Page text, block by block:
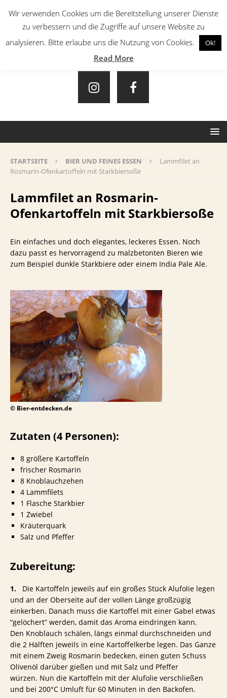
STARTSEITE BIER UND FEINES ESSEN
Lammfilet an
Rosmarin-Ofenkartoffeln mit Starkbiersoße
Lammfilet an Rosmarin-
Ofenkartoffeln mit Starkbiersoße
Ein einfaches und doch elegantes, leckeres Essen. Noch
dazu passt es hervorragend zu malzbetonten Bieren wie
zum Beispiel dunkle Starkbiere oder einem India Pale Ale.
© Bier-entdecken.de
Zutaten (4 Personen):
8 größere Kartoffeln
frischer Rosmarin
8 Knoblauchzehen
4 Lammfilets
1 Flasche Starkbier
1 Zwiebel
Kräuterquark
Salz und Pfeffer
Zubereitung:
1.
Die Kartoffeln jeweils auf ein großes Stück Alufolie legen
und an der Oberseite auf der vollen Länge großzügig
einkerben. Danach muss die Kartoffel mit einer Gabel etwas
“gelöchert” werden, damit das Aroma eindringen kann.
Den Knoblauch schälen, längs einmal durchschneiden und
die 2 Hälften jeweils in eine Kartoffelkerbe legen. Das Ganze
mit einem Zweig Rosmarin bedecken, einen guten Schuss
Olivenöl darüber gießen und mit Salz und Pfeffer
würzen. Nun die Kartoffeln mit der Alufolie verschließen
und bei 200°C Umluft für 60 Minuten in den Backofen.
Wir verwenden Cookies um die Bereitstellung unserer Dienste
zu verbessern und die Zugriffe auf unsere Website zu
analysieren. Bitte erlaube uns die Nutzung von Cookies.
Ok!
Read More